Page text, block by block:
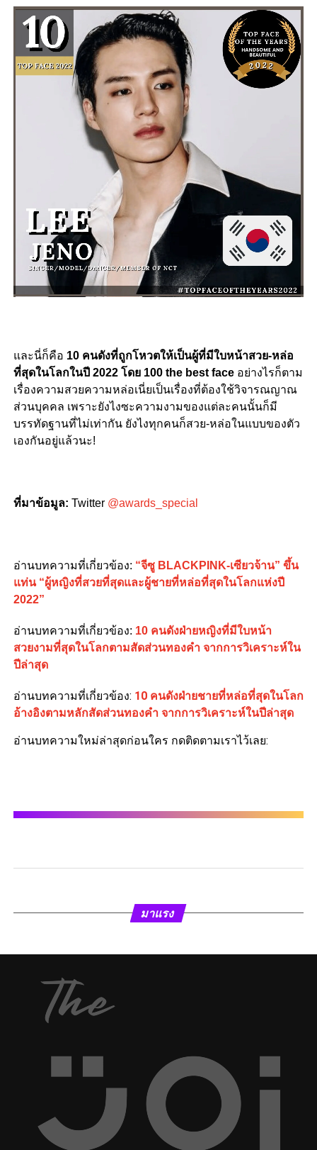
และนี่ก็คือ 10 คนดังที่ถูกโหวตให้เป็นผู้ที่มีใบหน้าสวย-หล่อ
ที่สุดในโลกในปี 2022 โดย 100 the best faceอย่างไรก็ตาม
เรื่องความสวยความหล่อเนี่ยเป็นเรื่องที่ต้องใช้วิจารณญาณ
ส่วนบุคคล เพราะยังไงซะความงามของแต่ละคนนั้นก็มี
บรรทัดฐานที่ไม่เท่ากัน ยังไงทุกคนก็สวย-หล่อในแบบของตัว
เองกันอยู่แล้วนะ!
ที่มาข้อมูล: Twitter @awards_special
อ่านบทความที่เกี่ยวข้อง: “จีซู BLACKPINK-เซียวจ้าน” ขึ้น
แท่น “ผู้หญิงที่สวยที่สุดและผู้ชายที่หล่อที่สุดในโลกแห่งปี
2022”
อ่านบทความที่เกี่ยวข้อง: 10 คนดังฝ่ายหญิงที่มีใบหน้า
สวยงามที่สุดในโลกตามสัดส่วนทองคำ จากการวิเคราะห์ใน
ปีล่าสุด
อ่านบทความที่เกี่ยวข้อง: 10 คนดังฝ่ายชายที่หล่อที่สุดในโลก
อ้างอิงตามหลักสัดส่วนทองคำ จากการวิเคราะห์ในปีล่าสุด
อ่านบทความใหม่ล่าสุดก่อนใคร กดติดตามเราไว้เลย:
มาแรง